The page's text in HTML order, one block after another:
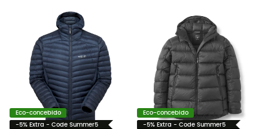
Eco-concebido
-5% Extra - Code Summer5
Eco-concebido
-5% Extra - Code Summer5